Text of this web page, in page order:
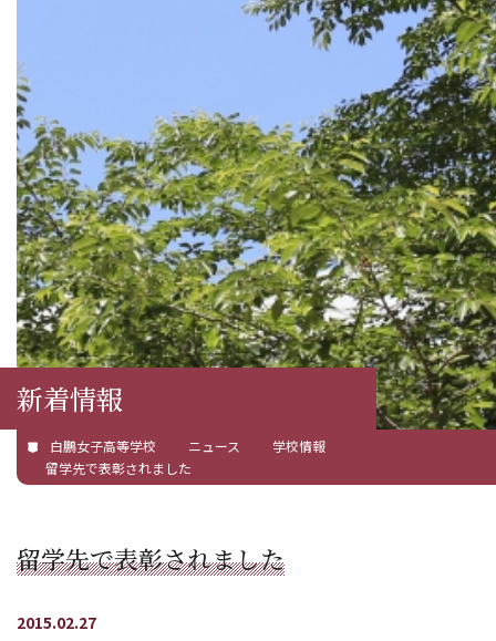
新着情報
白鵬女子高等学校 ニュース
学校情報
留学先で表彰されました
留学先で表彰されました
2015.02.27